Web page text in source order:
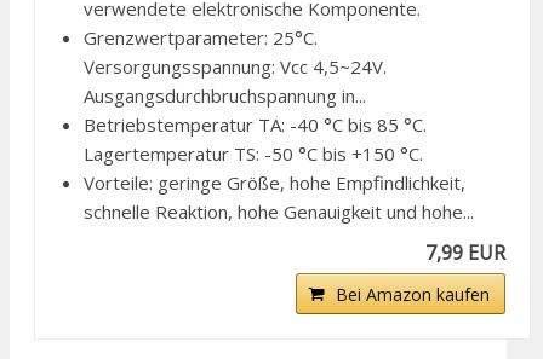
verwendete elektronische Komponente.
Grenzwertparameter: 25°C.
Versorgungsspannung: Vcc 4,5~24V.
Ausgangsdurchbruchspannung in...
Betriebstemperatur TA: -40 °C bis 85 °C.
Lagertemperatur TS: -50 °C bis +150 °C.
Vorteile: geringe Größe, hohe Empfindlichkeit,
schnelle Reaktion, hohe Genauigkeit und hohe...
7,99 EUR
Bei Amazon kaufen